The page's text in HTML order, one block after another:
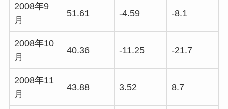
2008年9
月
51.61 -4.59 -8.1
2008年10
月
40.36 -11.25 -21.7
2008年11
月
43.88 3.52 8.7